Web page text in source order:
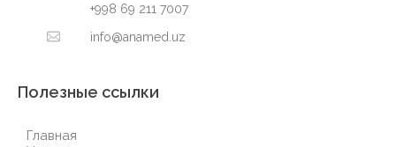
+998 69 211 7007
info@anamed.uz
Полезные ссылки
Главная